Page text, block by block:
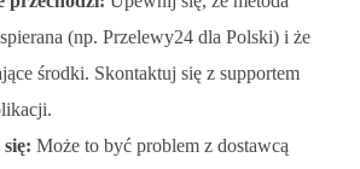
(np. Przelewy24 dla Polski) i że
środki. Skontaktuj się z supportem
Może to być problem z dostawcą